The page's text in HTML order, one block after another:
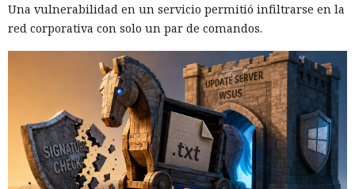
Una vulnerabilidad en un servicio permitió infiltrarse en la
red corporativa con solo un par de comandos.